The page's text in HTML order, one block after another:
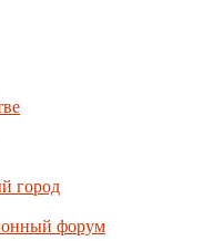
город
форум